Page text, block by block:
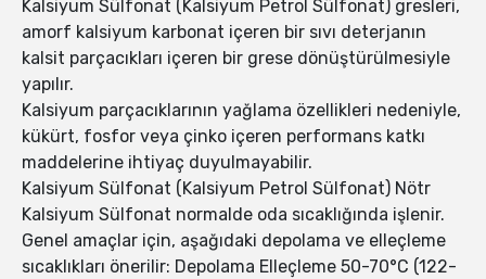
Kalsiyum Sülfonat (Kalsiyum Petrol Sülfonat) gresleri,
amorf kalsiyum karbonat içeren bir sıvı deterjanın
kalsit parçacıkları içeren bir grese dönüştürülmesiyle
yapılır.
Kalsiyum parçacıklarının yağlama özellikleri nedeniyle,
kükürt, fosfor veya çinko içeren performans katkı
maddelerine ihtiyaç duyulmayabilir.
Kalsiyum Sülfonat (Kalsiyum Petrol Sülfonat) Nötr
Kalsiyum Sülfonat normalde oda sıcaklığında işlenir.
Genel amaçlar için, aşağıdaki depolama ve elleçleme
sıcaklıkları önerilir: Depolama Elleçleme 50-70°C (122-